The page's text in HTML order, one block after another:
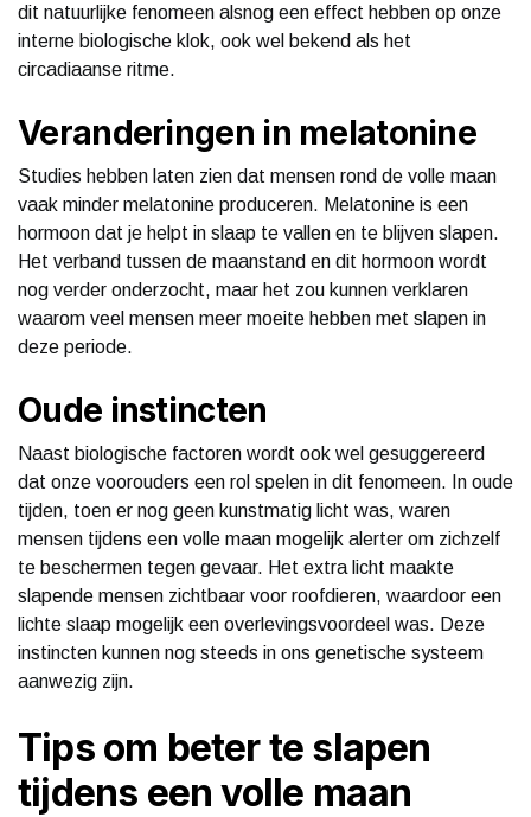
dit natuurlijke fenomeen alsnog een effect hebben op onze
interne biologische klok, ook wel bekend als het
circadiaanse ritme.
Veranderingen in melatonine
Studies hebben laten zien dat mensen rond de volle maan
vaak minder melatonine produceren. Melatonine is een
hormoon dat je helpt in slaap te vallen en te blijven slapen.
Het verband tussen de maanstand en dit hormoon wordt
nog verder onderzocht, maar het zou kunnen verklaren
waarom veel mensen meer moeite hebben met slapen in
deze periode.
Oude instincten
Naast biologische factoren wordt ook wel gesuggereerd
dat onze voorouders een rol spelen in dit fenomeen. In oude
tijden, toen er nog geen kunstmatig licht was, waren
mensen tijdens een volle maan mogelijk alerter om zichzelf
te beschermen tegen gevaar. Het extra licht maakte
slapende mensen zichtbaar voor roofdieren, waardoor een
lichte slaap mogelijk een overlevingsvoordeel was. Deze
instincten kunnen nog steeds in ons genetische systeem
aanwezig zijn.
Tips om beter te slapen
tijdens een volle maan